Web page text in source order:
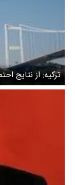
ترکیه: از نتایج